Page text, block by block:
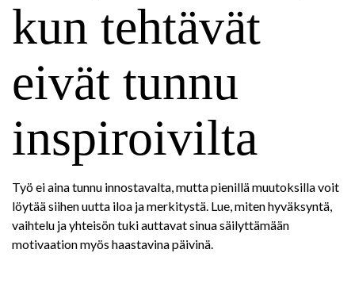
kun tehtävät
eivät tunnu
inspiroivilta
Työ ei aina tunnu innostavalta, mutta pienillä muutoksilla voit
löytää siihen uutta iloa ja merkitystä. Lue, miten hyväksyntä,
vaihtelu ja yhteisön tuki auttavat sinua säilyttämään
motivaation myös haastavina päivinä.